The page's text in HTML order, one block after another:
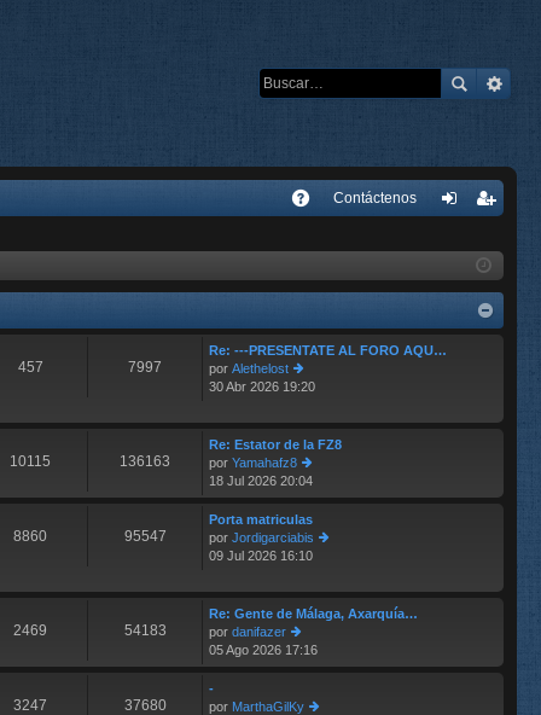
Contáctenos
ist
ra
457 7997
Re: ---PRESENTATE AL FORO AQU…
por Alethelost
er
im
o
m
e
n
s
aj
e
30 Abr 2026 19:20
10115 136163
Re: Estator de la FZ8
por Yamahafz8
er
últ
im
o
m
n
s
e
18 Jul 2026 20:04
8860 95547
Porta matriculas
por Jordigarciabis
im
o
n
aj
09 Jul 2026 16:10
2469 54183
Re: Gente de Málaga, Axarquía…
por danifazer
er
últ
o
05 Ago 2026 17:16
3247 37680
-
por MarthaGilKy